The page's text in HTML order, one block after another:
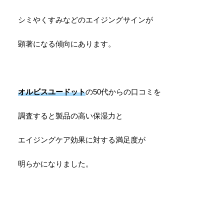
シミやくすみなどのエイジングサインが
顕著になる傾向にあります。
オルビスユードットの50代からの口コミを
調査すると製品の高い保湿力と
エイジングケア効果に対する満足度が
明らかになりました。